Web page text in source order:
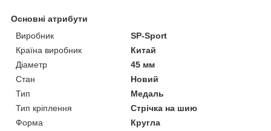
Основні атрибути
Виробник
SP-Sport
Країна виробник
Китай
Діаметр
45 мм
Стан
Новий
Тип
Медаль
Тип кріплення
Стрічка на шию
Форма
Кругла